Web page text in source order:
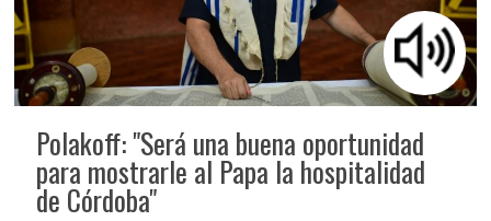
Polakoff: "Será una buena oportunidad
para mostrarle al Papa la hospitalidad
de Córdoba"